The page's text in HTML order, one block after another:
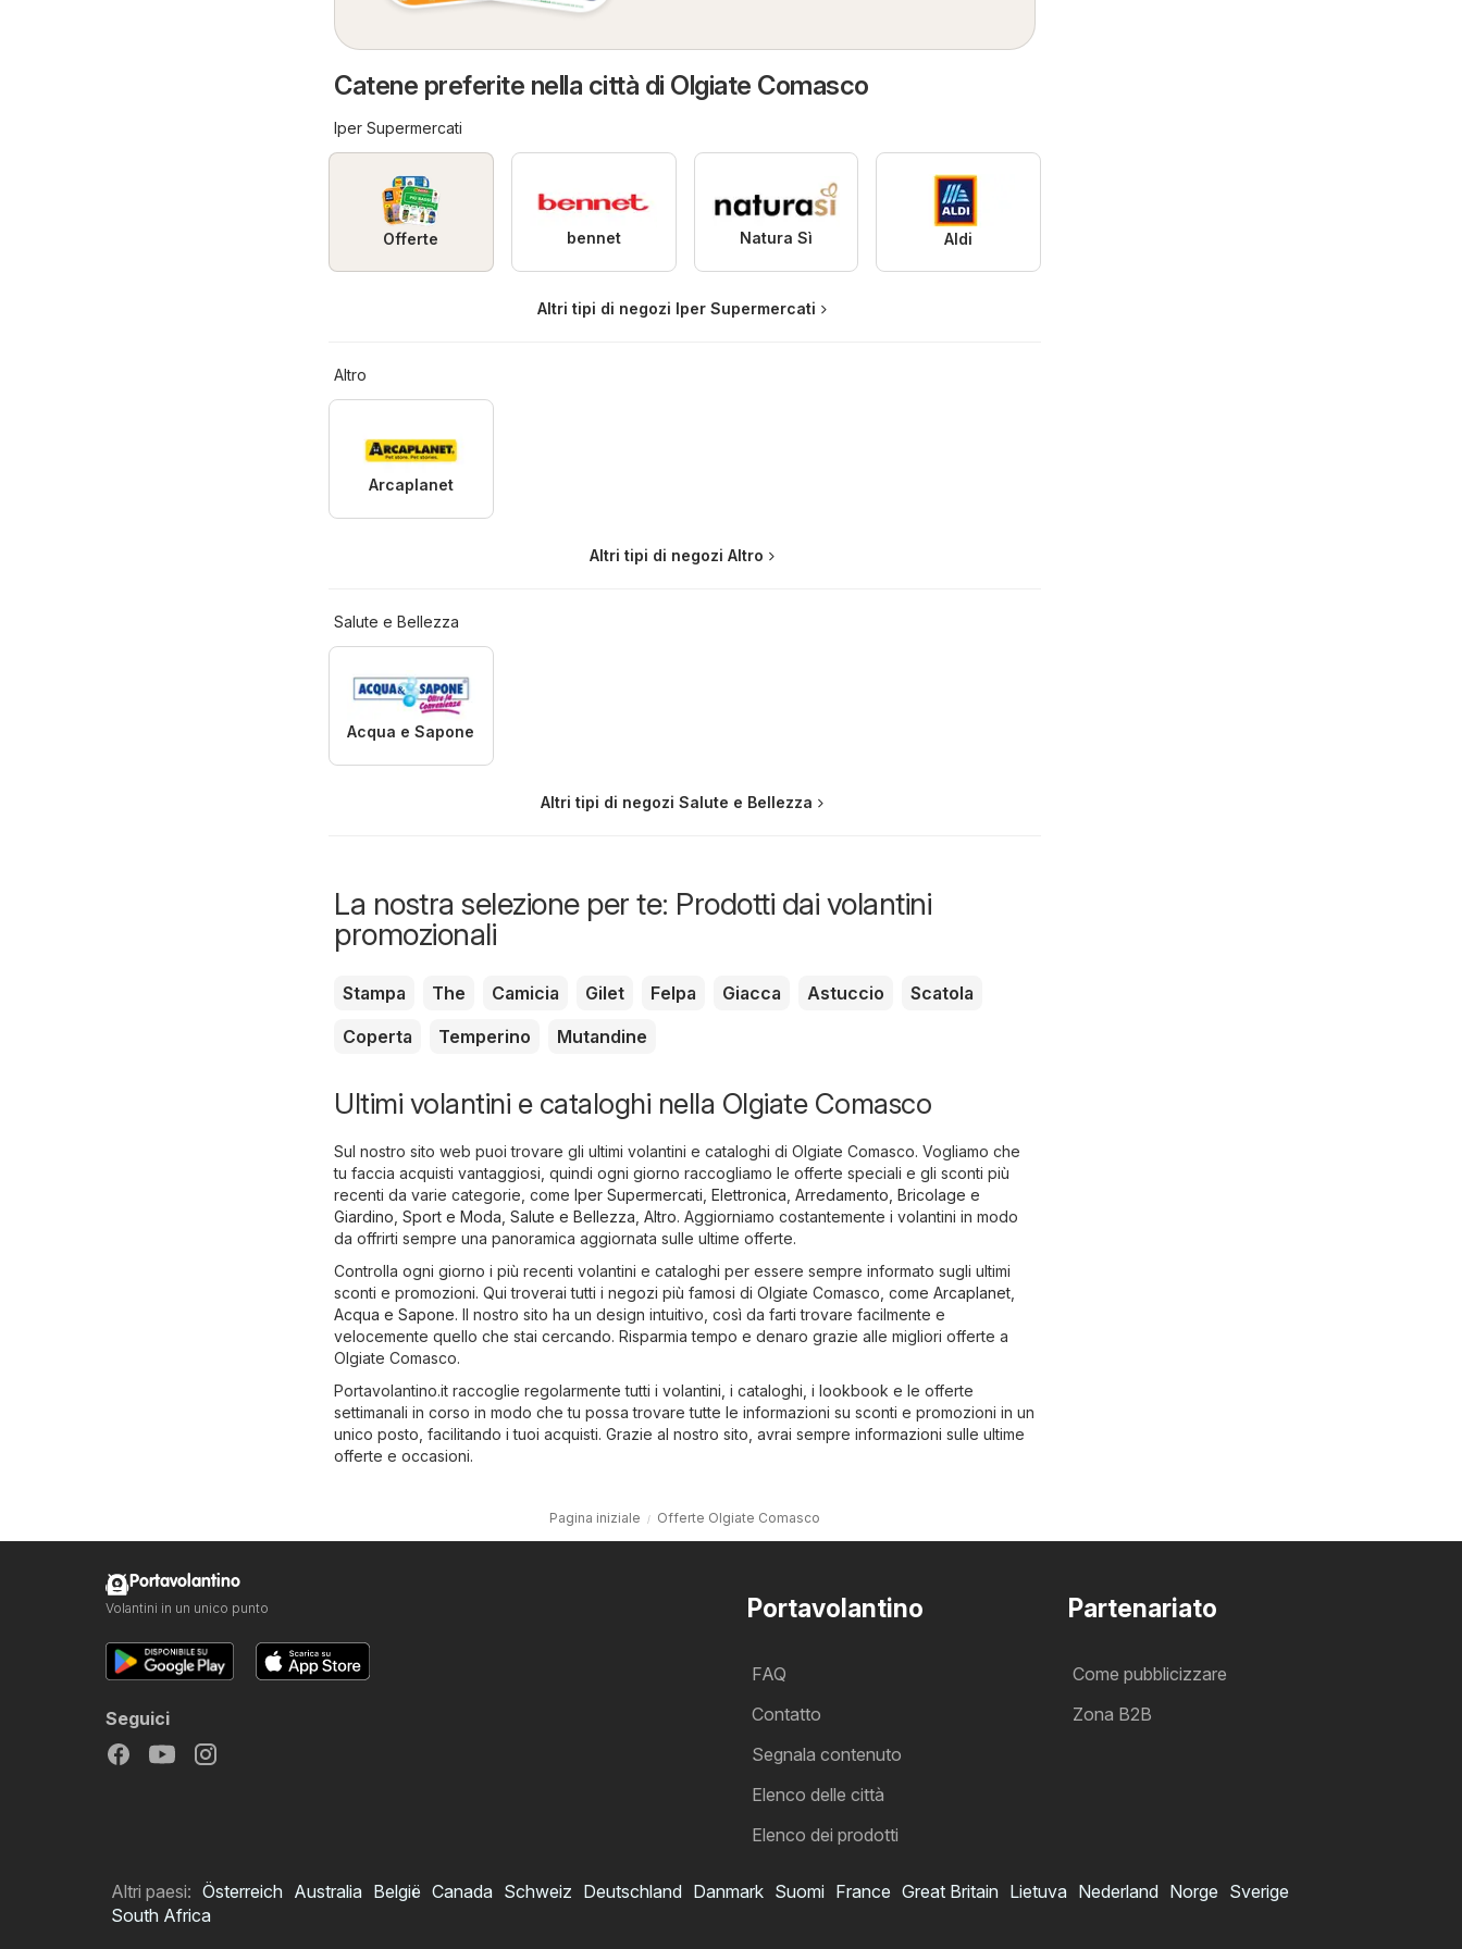
Catene preferite nella città di Olgiate Comasco
Iper Supermercati
Offerte bennet Natura Sì Aldi
Altri tipi di negozi Iper Supermercati
Altro
Arcaplanet
Altri tipi di negozi Altro
Salute e Bellezza
Acqua e Sapone
Altri tipi di negozi Salute e Bellezza
La nostra selezione per te: Prodotti dai volantini
promozionali
Stampa The Camicia Gilet Felpa Giacca Astuccio
Scatola
Coperta
Temperino Mutandine
Ultimi volantini e cataloghi nella Olgiate Comasco
Sul nostro sito web puoi trovare gli ultimi volantini e cataloghi di Olgiate Comasco. Vogliamo che
tu faccia acquisti vantaggiosi, quindi ogni giorno raccogliamo le offerte speciali e gli sconti più
recenti da varie categorie, come Iper Supermercati, Elettronica, Arredamento, Bricolage e
Giardino, Sport e Moda, Salute e Bellezza, Altro. Aggiorniamo costantemente i volantini in modo
da offrirti sempre una panoramica aggiornata sulle ultime offerte.
Controlla ogni giorno i più recenti volantini e cataloghi per essere sempre informato sugli ultimi
sconti e promozioni. Qui troverai tutti i negozi più famosi di Olgiate Comasco, come Arcaplanet,
Acqua e Sapone. Il nostro sito ha un design intuitivo, così da farti trovare facilmente e
velocemente quello che stai cercando. Risparmia tempo e denaro grazie alle migliori offerte a
Olgiate Comasco.
Portavolantino.it raccoglie regolarmente tutti i volantini, i cataloghi, i lookbook e le offerte
settimanali in corso in modo che tu possa trovare tutte le informazioni su sconti e promozioni in un
unico posto, facilitando i tuoi acquisti. Grazie al nostro sito, avrai sempre informazioni sulle ultime
offerte e occasioni.
Pagina iniziale Offerte Olgiate Comasco
Portavolantino
FAQ
Contatto
Segnala contenuto
Elenco delle città
Elenco dei prodotti
Partenariato
Come pubblicizzare
Zona B2B
Portavolantino
Volantini in un unico punto
Seguici
Altri paesi: Österreich Australia België Canada Schweiz Deutschland Danmark Suomi France Great Britain Lietuva Nederland Norge Sverige
South Africa